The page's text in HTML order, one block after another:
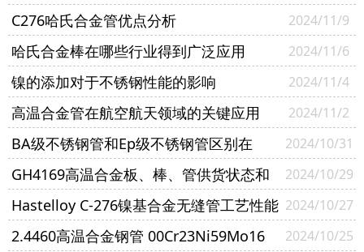
选择指南
C276哈氏合金管优点分析 2024/11/9
哈氏合金棒在哪些行业得到广泛应用 2024/11/6
镍的添加对于不锈钢性能的影响 2024/11/4
高温合金管在航空航天领域的关键应用 2024/11/2
BA级不锈钢管和Ep级不锈钢管区别在
哪？
2024/10/31
GH4169高温合金板、棒、管供货状态和
标准
2024/10/29
Hastelloy C-276镍基合金无缝管工艺性能
与要求
2024/10/27
2.4460高温合金钢管 00Cr23Ni59Mo16 2024/10/25